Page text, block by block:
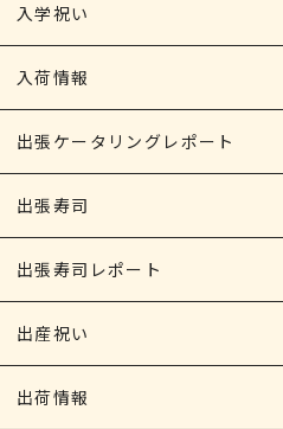
入学祝い
入荷情報
出張ケータリングレポート
出張寿司
出張寿司レポート
出産祝い
出荷情報